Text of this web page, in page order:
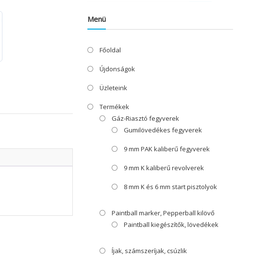
Menü
Főoldal
Újdonságok
Üzleteink
Termékek
Gáz-Riasztó fegyverek
Gumilövedékes fegyverek
9 mm PAK kaliberű fegyverek
9 mm K kaliberű revolverek
8 mm K és 6 mm start pisztolyok
Paintball marker, Pepperball kilövő
Paintball kiegészítők, lövedékek
Íjak, számszeríjak, csúzlik